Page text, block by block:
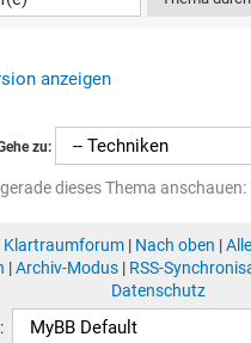
anzeigen
zu:
dieses Thema
Klartraumforum| Nach oben |
|Archiv-Modus| RSS-
Datenschutz